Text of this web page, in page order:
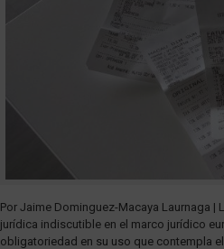
Por Jaime Dominguez-Macaya Laurnaga |
jurídica indiscutible en el marco jurídico
obligatoriedad en su uso que contempla